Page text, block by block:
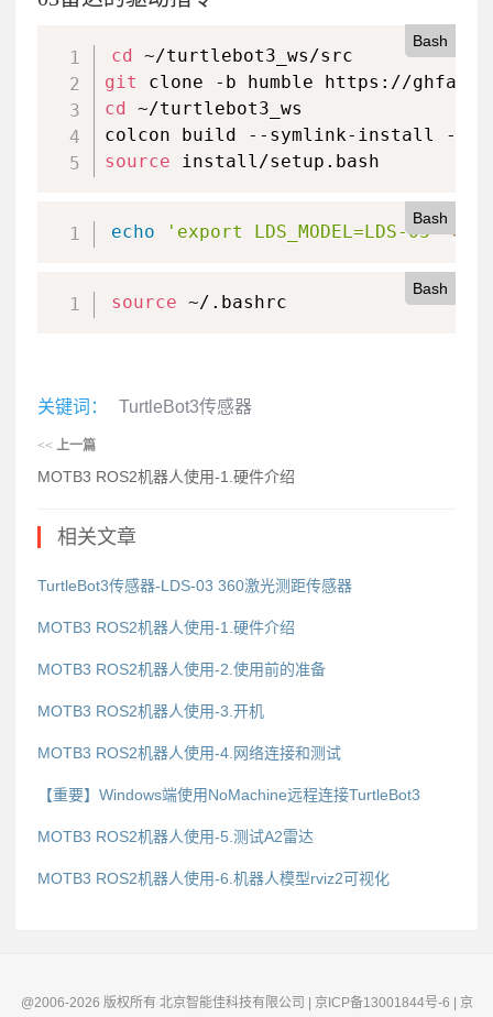
Bash
cd
git
cd ~/turtlebot3_ws
source install/setup.bash
Bash
echo 'export LDS_MODEL=LDS-03' >>
Bash
source ~/.bashrc
关键词： TurtleBot3传感器
<< 上一篇
MOTB3 ROS2机器人使用-1.硬件介绍
相关文章
TurtleBot3传感器-LDS-03 360激光测距传感器
MOTB3 ROS2机器人使用-1.硬件介绍
MOTB3 ROS2机器人使用-2.使用前的准备
MOTB3 ROS2机器人使用-3.开机
MOTB3 ROS2机器人使用-4.网络连接和测试
【重要】Windows端使用NoMachine远程连接TurtleBot3
MOTB3 ROS2机器人使用-5.测试A2雷达
MOTB3 ROS2机器人使用-6.机器人模型rviz2可视化
@2006-2026 版权所有 北京智能佳科技有限公司 | 京ICP备13001844号-6 | 京